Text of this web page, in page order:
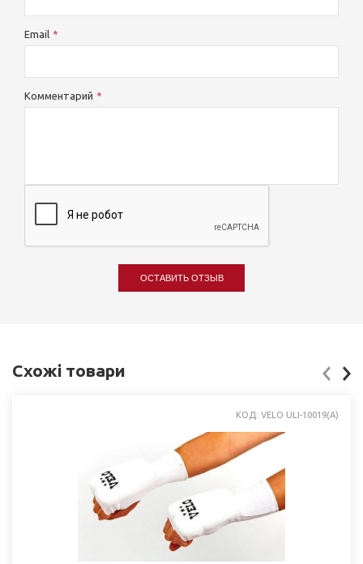
Email
Комментарий
ОСТАВИТЬ ОТЗЫВ
Схожі товари
КОД: VELO ULI-10019(A)